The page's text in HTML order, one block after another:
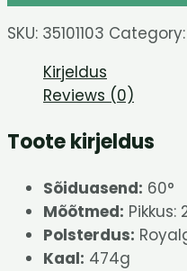
SKU: 35101103 Category:
Kirjeldus
Reviews (0)
Toote kirjeldus
Sõiduasend: 60°
Mõõtmed: Pikkus:
Polsterdus:
Kaal: 474g